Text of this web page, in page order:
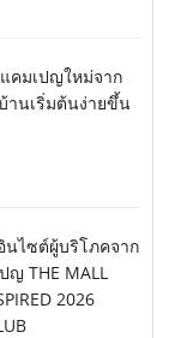
แคมเปญใหม่จาก
านเริ่มต้นง่ายขึ้น
นไซต์ผู้บริโภคจาก
THE MALL
2026